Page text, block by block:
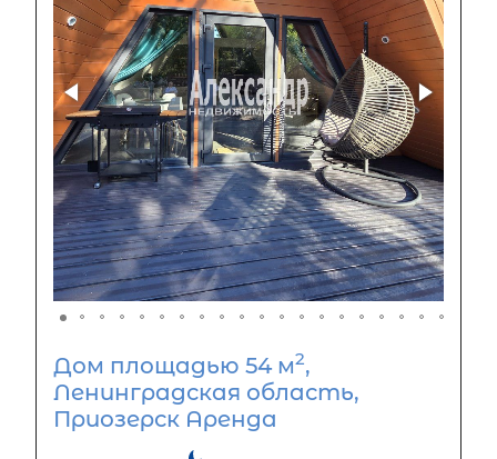
Дом площадью 54 м2,
Ленинградская область,
Приозерск Аренда